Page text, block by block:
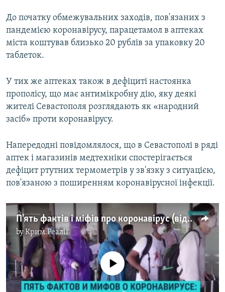
До початку обмежувальних заходів, пов'язаних з
пандемією коронавірусу, парацетамол в аптеках
міста коштував близько 20 рублів за упаковку 20
таблеток.
У тих же аптеках також в дефіциті настоянка
прополісу, що має антимікробну дію, яку деякі
жителі Севастополя розглядають як «народний
засіб» проти коронавірусу.
Напередодні повідомлялося, що в Севастополі в ряді
аптек і магазинів медтехніки спостерігається
дефіцит ртутних термометрів у зв'язку з ситуацією,
пов'язаною з поширенням коронавірусної інфекції.
П'ять фактів і міфів про коронавірус (відео)
byКрим.Реалії
No media source currently available